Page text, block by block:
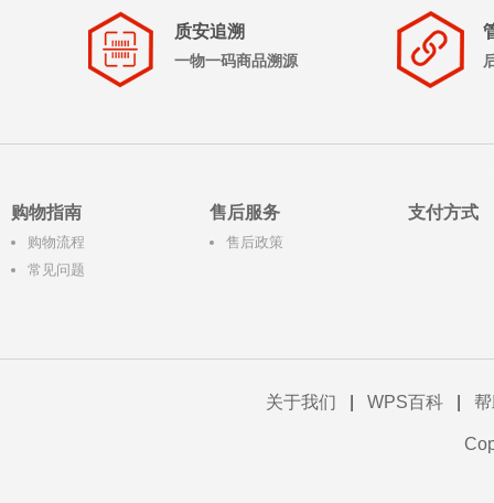
质安追溯
一物一码商品溯源
购物指南
购物流程
常见问题
售后服务
售后政策
支付方式
关于我们 WPS百科